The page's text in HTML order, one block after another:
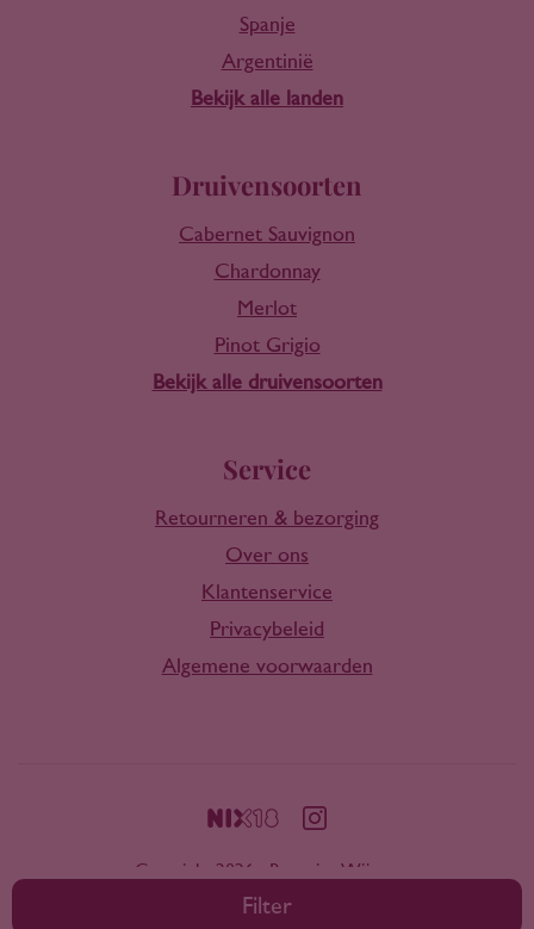
Filter
Spanje
Argentinië
Bekijk alle landen
Druivensoorten
Cabernet Sauvignon
Chardonnay
Merlot
Pinot Grigio
Bekijk alle druivensoorten
Service
Retourneren & bezorging
Over ons
Klantenservice
Privacybeleid
Algemene voorwaarden
Copyright 2026 - Rootring Wijnen